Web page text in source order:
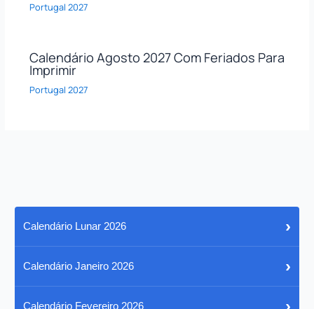
Portugal 2027
Calendário Agosto 2027 Com Feriados Para
Imprimir
Portugal 2027
Calendário Lunar 2026 ›
Calendário Janeiro 2026 ›
Calendário Fevereiro 2026